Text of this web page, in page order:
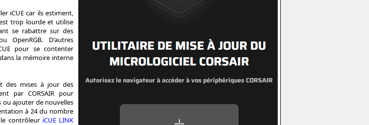
iCUE car ils estiment,
trop lourde et utilise
se rabattre sur des
OpenRGB. D'autres
pour se contenter
la mémoire interne
des mises à jour des
par CORSAIR pour
ou ajouter de nouvelles
à 24 du nombre
contrôleur iCUE LINK